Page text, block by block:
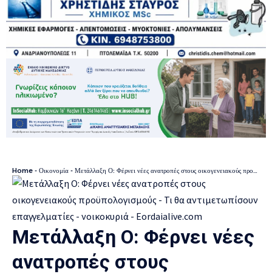
Home - Οικονομία - Μετάλλαξη Ο: Φέρνει νέες ανατροπές στους οικογενειακούς προϋπολογισμούς – Τι θα αντιμετωπίσουν επαγγελματίες – νοικοκυριά
Μετάλλαξη Ο: Φέρνει νέες
ανατροπές στους